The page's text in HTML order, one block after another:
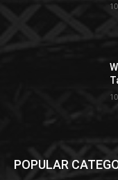
POPULAR